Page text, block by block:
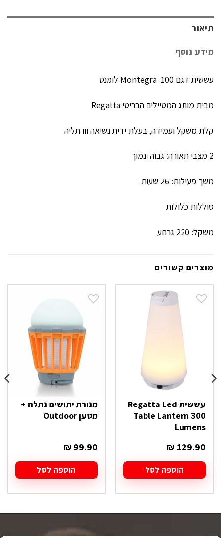
תיאור
מידע נוסף
עששית דגם Montegra 100 לומנס
מבית מותג המטיילים הבריטי Regatta
קלת משקל ועמידה, בעלת ידית נשיאה ווו תליה
2 מצבי תאורה: גבוה ונמוך
משך פעילות: 26 שעות
סוללות כלולות
משקל: 220 גרםע
מוצרים קשורים
עששית Regatta Led
Table Lantern 300
Lumens
₪ 129.90
הוספה לסל
מנורת יתושים נתלה +
מטען Outdoor
₪ 99.90
הוספה לסל